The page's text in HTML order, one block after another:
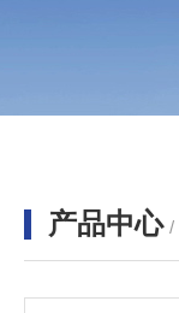
产品中心 /